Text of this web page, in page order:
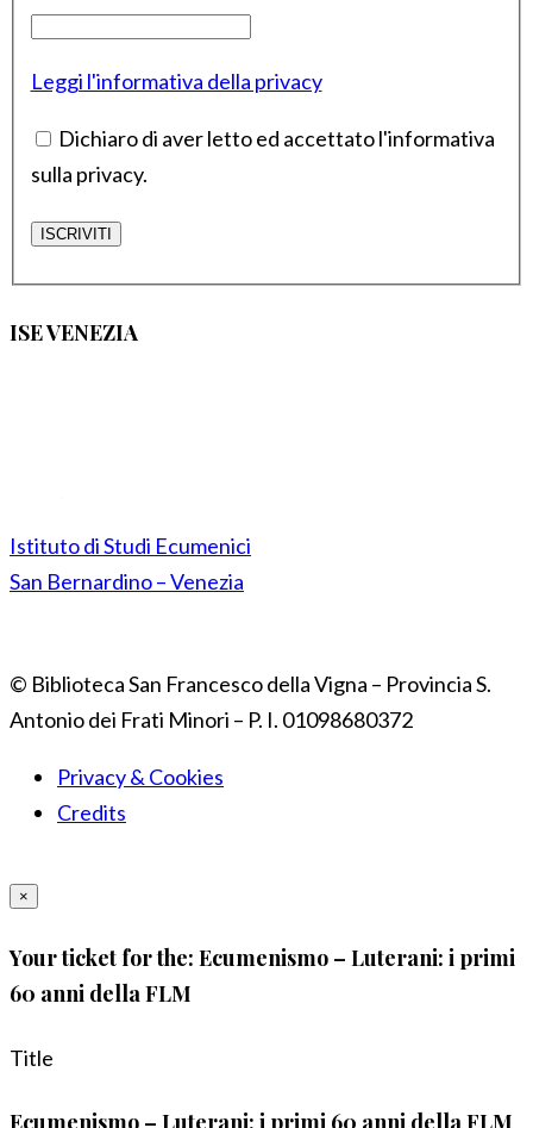
Leggi l'informativa della privacy
Dichiaro di aver letto ed accettato l'informativa
sulla privacy.
ISE VENEZIA
Istituto di Studi Ecumenici
San Bernardino – Venezia
© Biblioteca San Francesco della Vigna – Provincia S.
Antonio dei Frati Minori – P. I. 01098680372
Privacy & Cookies
Credits
×
Your ticket for the: Ecumenismo – Luterani: i primi
60 anni della FLM
Title
Ecumenismo – Luterani: i primi 60 anni della FLM